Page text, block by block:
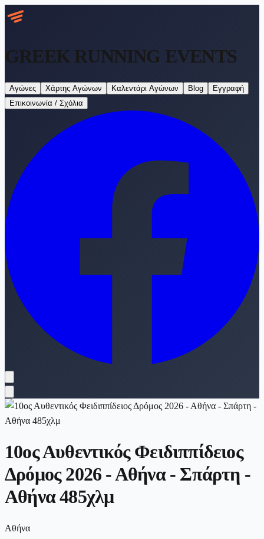
GREEK RUNNING EVENTS
Αγώνες Χάρτης Αγώνων Καλεντάρι Αγώνων Blog
Εγγραφή
Επικοινωνία / Σχόλια
10ος Αυθεντικός Φειδιππίδειος
Δρόμος 2026 - Αθήνα - Σπάρτη -
Αθήνα 485χλμ
Αθήνα